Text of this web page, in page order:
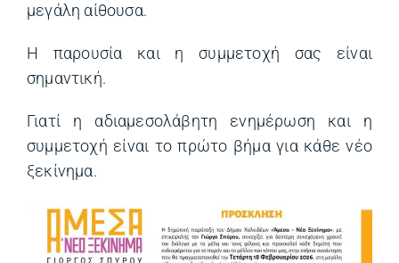
μεγάλη αίθουσα.
Η παρουσία και η συμμετοχή σας είναι
σημαντική.
Γιατί η αδιαμεσολάβητη ενημέρωση και η
συμμετοχή είναι το πρώτο βήμα για κάθε νέο
ξεκίνημα.